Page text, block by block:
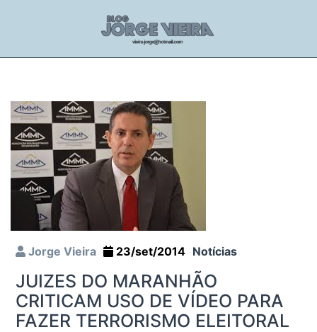
Jorge Vieira 23/set/2014 Notícias
JUIZES DO MARANHÃO
CRITICAM USO DE VÍDEO PARA
FAZER TERRORISMO ELEITORAL